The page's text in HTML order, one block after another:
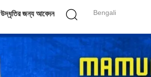
Bengali
উদ্ধৃতির জন্য আবেদন